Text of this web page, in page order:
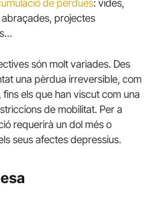
de pèrdues: vides,
projectes
són molt variades. Des
una pèrdua irreversible, com
fins els que han viscut com una
de mobilitat. Per a
requerirà un dol més o
seus afectes depressius.